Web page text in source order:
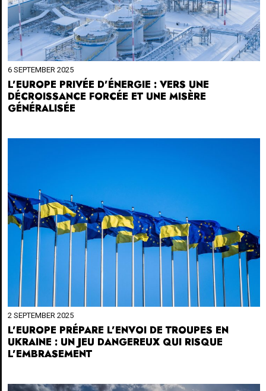
6 SEPTEMBER 2025
L’EUROPE PRIVÉE D’ÉNERGIE : VERS UNE
DÉCROISSANCE FORCÉE ET UNE MISÈRE
GÉNÉRALISÉE
2 SEPTEMBER 2025
L’EUROPE PRÉPARE L’ENVOI DE TROUPES EN
UKRAINE : UN JEU DANGEREUX QUI RISQUE
L’EMBRASEMENT